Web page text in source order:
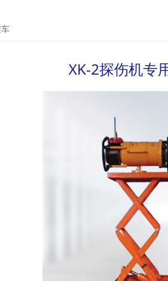
升降架车
XK-2探伤机专